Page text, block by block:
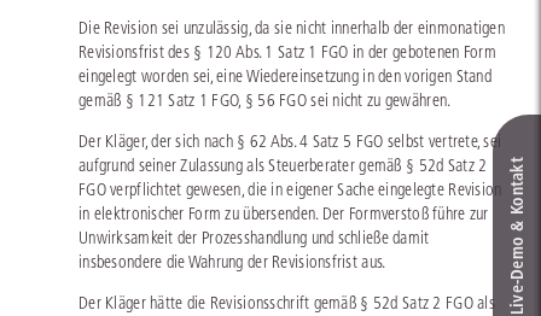
Die Revision sei unzulässig, da sie nicht innerhalb der einmonatigen
Revisionsfrist des § 120 Abs. 1 Satz 1 FGO in der gebotenen Form
eingelegt worden sei, eine Wiedereinsetzung in den vorigen Stand
gemäß § 121 Satz 1 FGO, § 56 FGO sei nicht zu gewähren.
Der Kläger, der sich nach § 62 Abs. 4 Satz 5 FGO selbst vertrete, sei
aufgrund seiner Zulassung als Steuerberater gemäß § 52d Satz 2
FGO verpflichtet gewesen, die in eigener Sache eingelegte Revision
in elektronischer Form zu übersenden. Der Formverstoß führe zur
Unwirksamkeit der Prozesshandlung und schließe damit
insbesondere die Wahrung der Revisionsfrist aus.
Der Kläger hätte die Revisionsschrift gemäß § 52d Satz 2 FGO als
Live‑Demo & Kontakt